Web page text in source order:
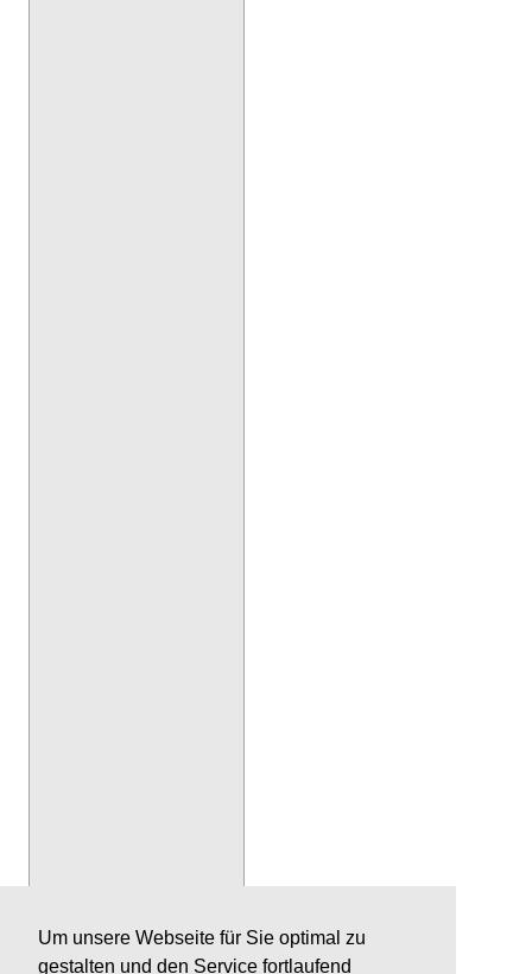
Um unsere Webseite für Sie optimal zu
gestalten und den Service fortlaufend